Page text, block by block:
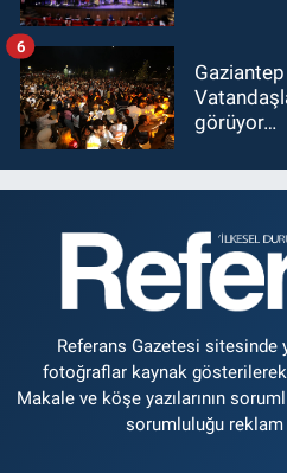
görüyor…
6
Referans Gazetesi sitesinde
fotoğraflar kaynak
Makale ve köşe yazılarının
sorumluluğu